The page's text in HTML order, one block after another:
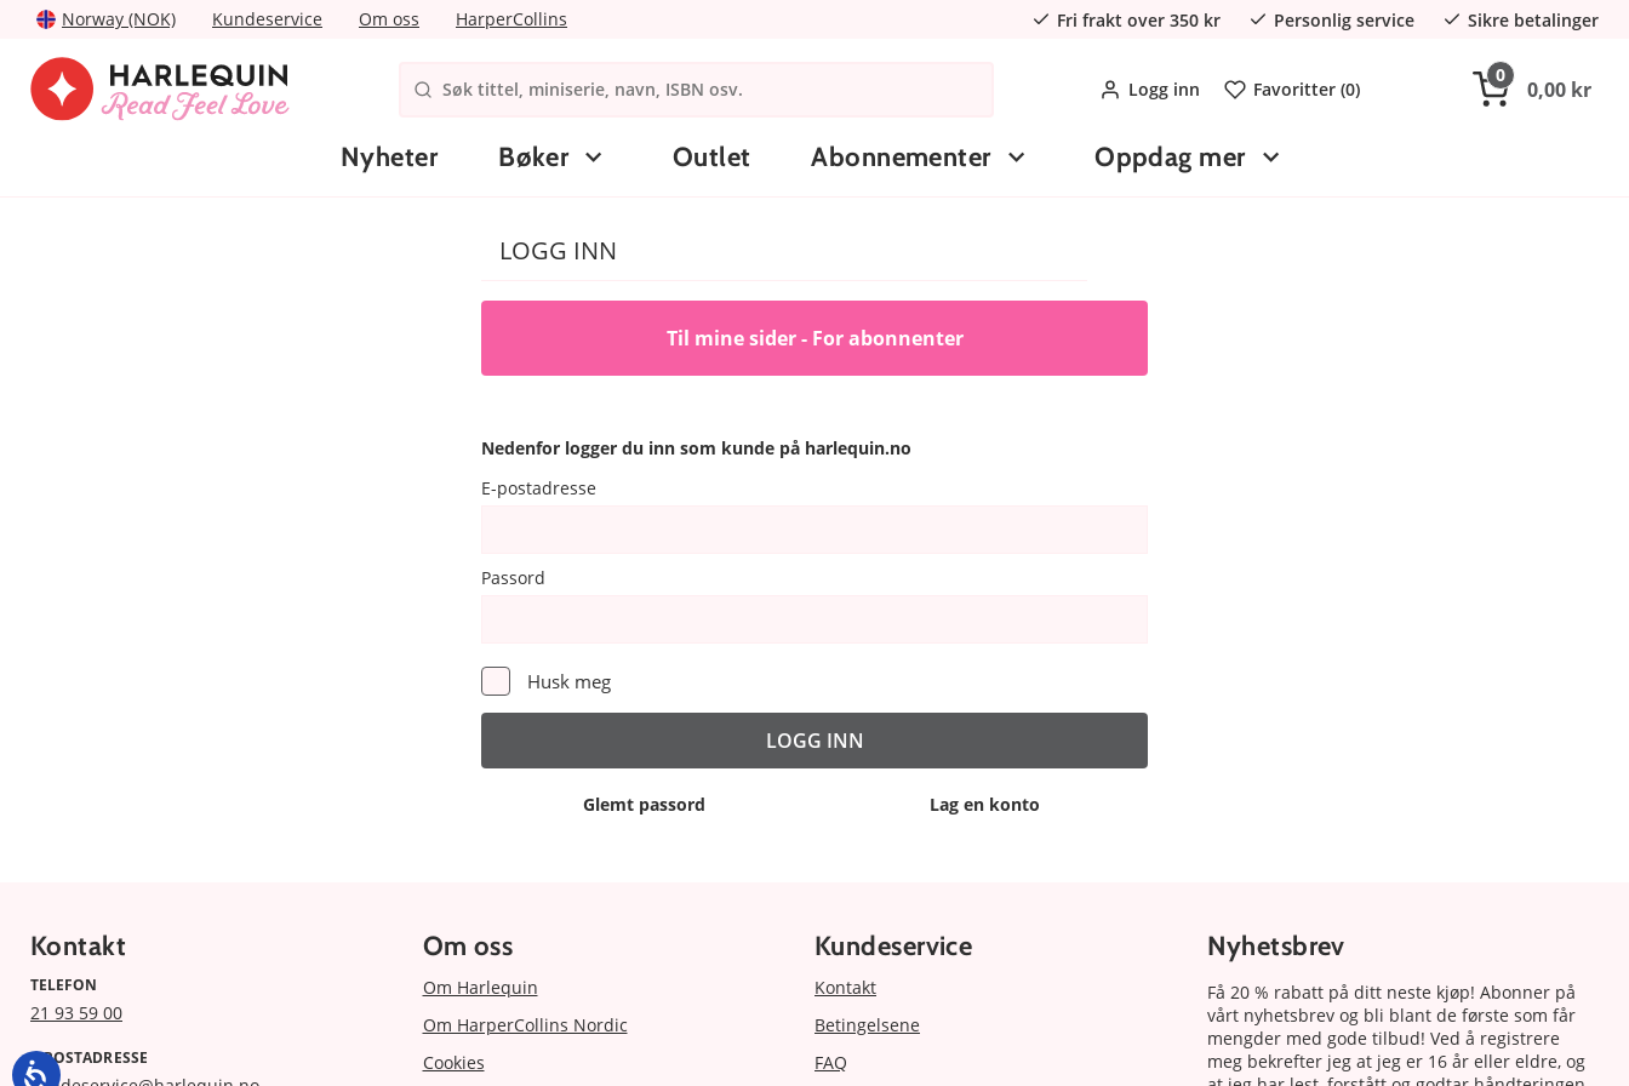
Norway (NOK) Kundeservice Om oss HarperCollins Fri frakt over 350 kr Personlig service Sikre betalinger
Logg inn Favoritter (0)
0
0,00 kr
Nyheter Bøker Outlet Abonnementer Oppdag mer
LOGG INN
Til mine sider - For abonnenter
Nedenfor logger du inn som kunde på harlequin.no
E-postadresse
Passord
Husk meg
Glemt passord Lag en konto
Kontakt
TELEFON
21 93 59 00
E-POSTADRESSE
Om oss
Om Harlequin
Om HarperCollins Nordic
Cookies
Kundeservice
Kontakt
Betingelsene
FAQ
Nyhetsbrev
Få 20 % rabatt på ditt neste kjøp! Abonner på
vårt nyhetsbrev og bli blant de første som får
mengder med gode tilbud! Ved å registrere
meg bekrefter jeg at jeg er 16 år eller eldre, og